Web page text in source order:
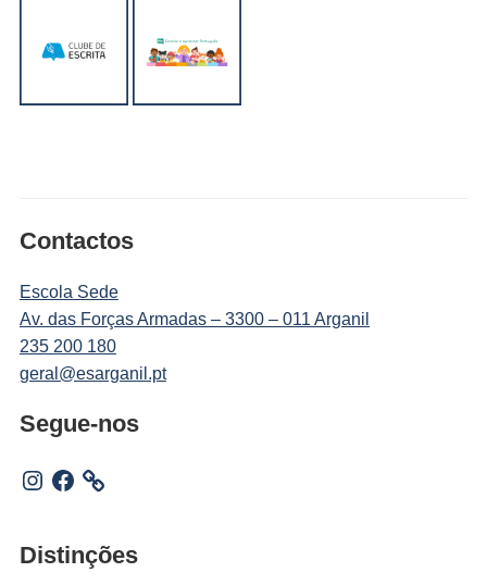
Contactos
Escola Sede
Av. das Forças Armadas – 3300 – 011 Arganil
235 200 180
geral@esarganil.pt
Segue-nos
Instagram
Facebook
Distinções